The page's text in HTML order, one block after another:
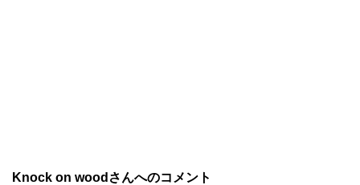
Knock on woodさんへのコメント